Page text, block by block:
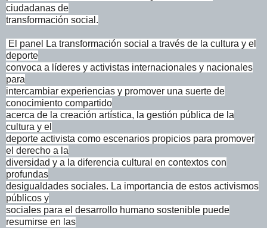
ciudadanas de
transformación social.
El panel La transformación social a través de la cultura y el
deporte
convoca a líderes y activistas internacionales y nacionales
para
intercambiar experiencias y promover una suerte de
conocimiento compartido
acerca de la creación artística, la gestión pública de la
cultura y el
deporte activista como escenarios propicios para promover
el derecho a la
diversidad y a la diferencia cultural en contextos con
profundas
desigualdades sociales. La importancia de estos activismos
públicos y
sociales para el desarrollo humano sostenible puede
resumirse en las